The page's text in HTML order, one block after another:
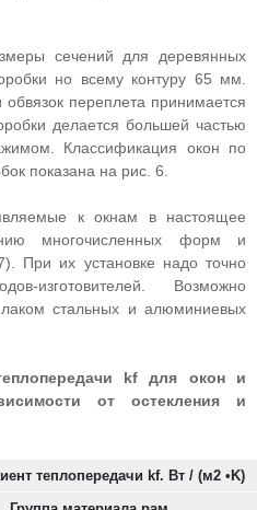
сечений для деревянных
но всему контуру 65 мм.
переплета принимается
делается большей частью
Классификация окон по
показана на рис. 6.
к окнам в настоящее
многочисленных форм и
При их установке надо точно
изготовителей. Возможно
стальных и алюминиевых
kf для окон и
от остекления и
теплопередачи kf. Вт / (м2 •K)